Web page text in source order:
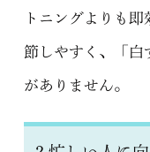
トニングよりも
節しやすく、「白
がありません。